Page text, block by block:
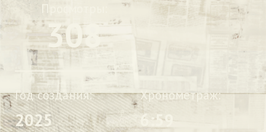
Просмотры:
308
Год создания:
2025
Хронометраж:
6:59